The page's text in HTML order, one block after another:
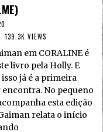
139.3K VIEWS
em CORALINE é
livro pela Holly. E
já é a primeira
No pequeno
esta edição
relata o início